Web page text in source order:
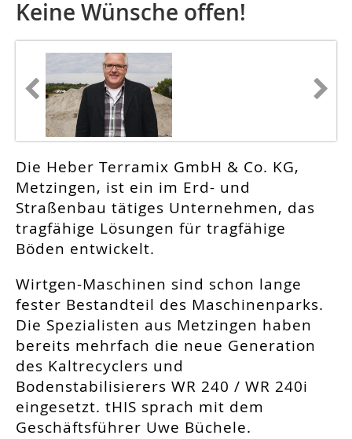
Keine Wünsche offen!
Die Heber Terramix GmbH & Co. KG,
Metzingen, ist ein im Erd- und
Straßenbau tätiges ­Unternehmen, das
tragfähige Lösungen für tragfähige
Böden entwickelt.
Wirtgen-Maschinen sind schon lange
fester Bestandteil des Maschinenparks.
Die Spezialisten aus Metzingen haben
bereits mehrfach die neue Generation
des Kaltrecyclers und
Bodenstabilisierers WR 240 / WR 240i
eingesetzt. tHIS sprach mit dem
Geschäftsführer Uwe Büchele.